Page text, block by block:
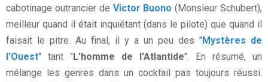
cabotinage outrancier de Victor Buono (Monsieur Schubert),
meilleur quand il était inquiétant (dans le pilote) que quand il
faisait le pitre. Au final, il y a un peu des "Mystères de
l'Ouest" tant "L'homme de l'Atlantide". En résumé, un
mélange les genres dans un cocktail pas toujours réussi.